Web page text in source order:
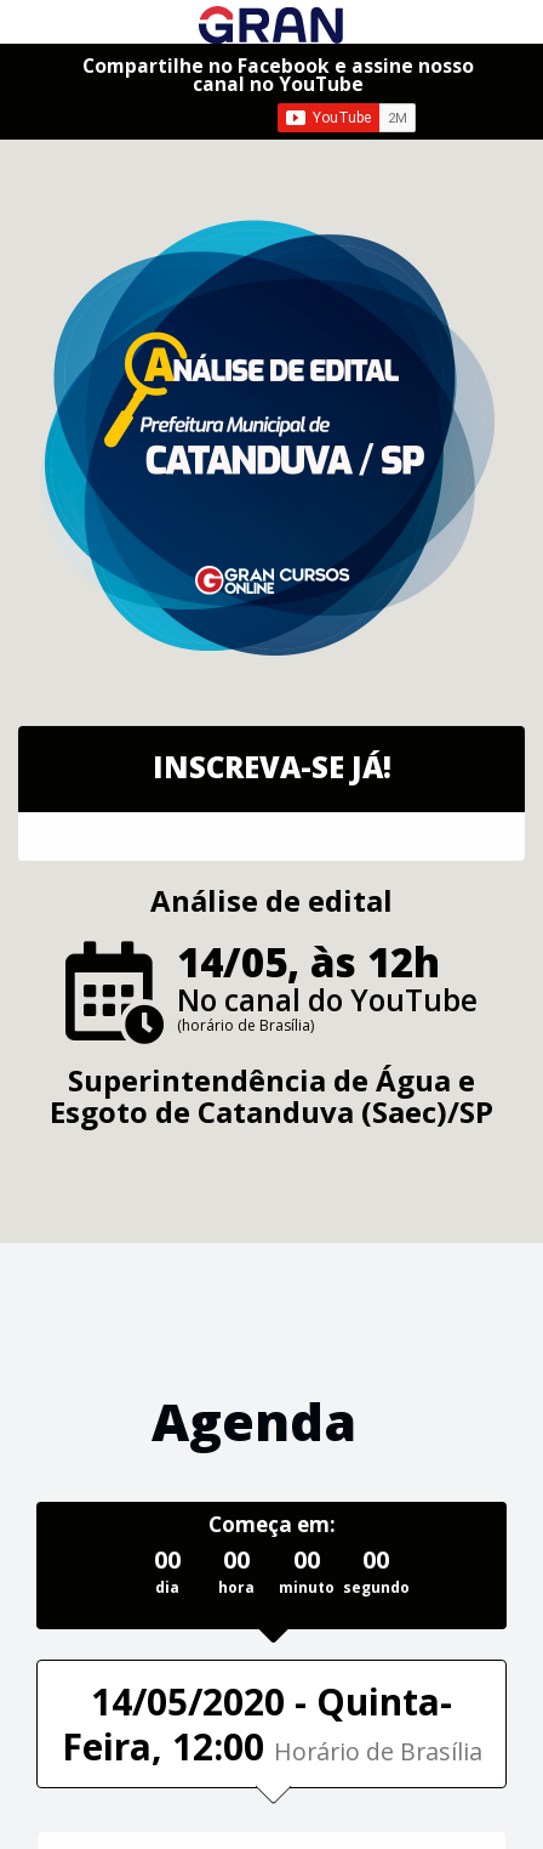
Compartilhe no Facebook e assine nosso
canal no YouTube
INSCREVA-SE JÁ!
Análise de edital
14/05, às 12h
No canal do YouTube
(horário de Brasília)
Superintendência de Água e
Esgoto de Catanduva (Saec)/SP
Agenda
Começa em:
00
dia
00
hora
00
minuto
00
segundo
14/05/2020 - Quinta-
Feira, 12:00 Horário de Brasília